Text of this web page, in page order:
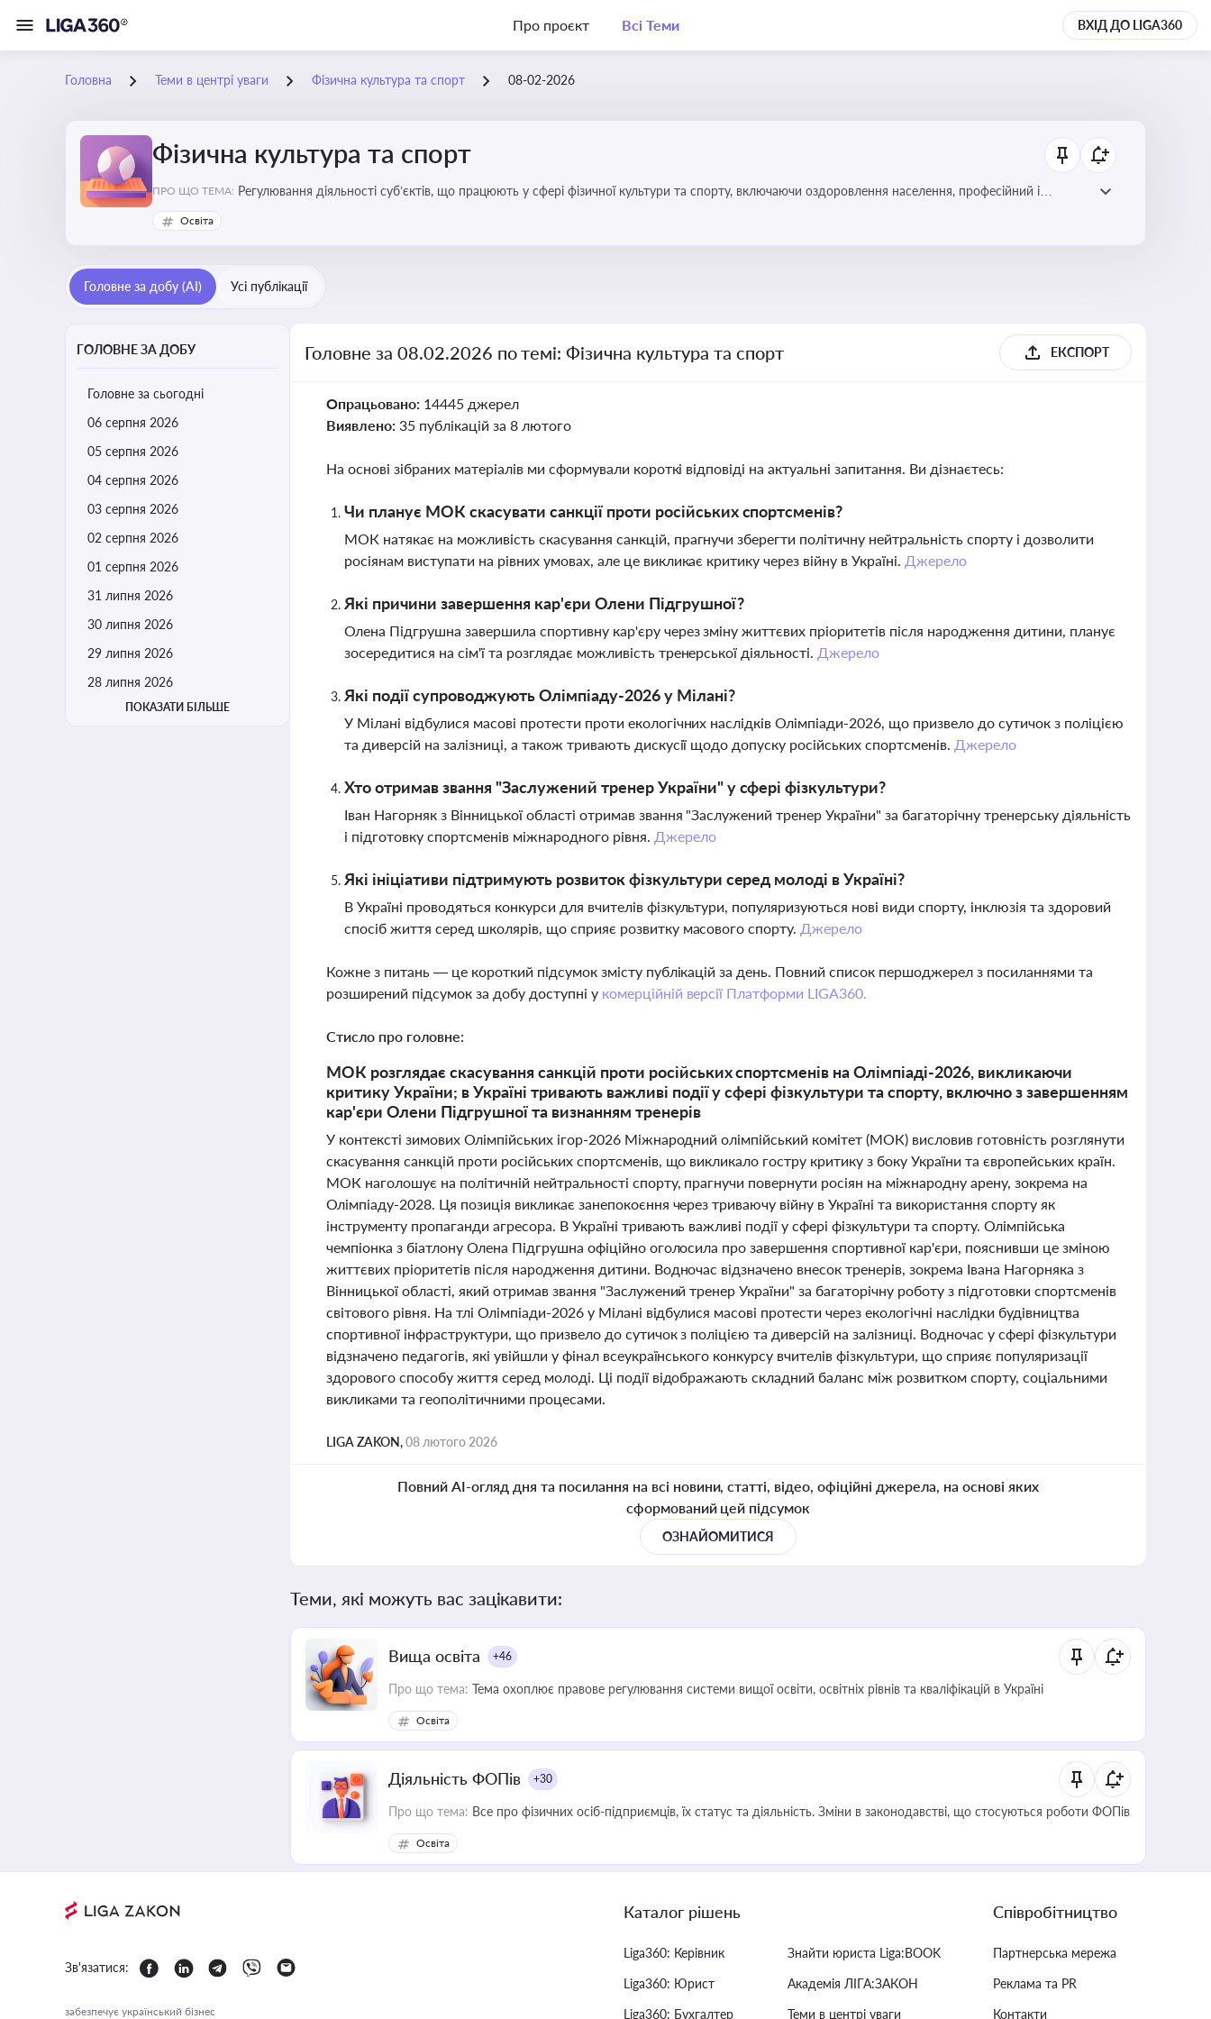
Про проєкт Всі Теми ВХІД ДО LIGA360
Головна Теми в центрі уваги Фізична культура та спорт 08-02-2026
Фізична культура та спорт
ПРО ЩО ТЕМА: Регулювання діяльності суб’єктів, що працюють у сфері фізичної культури та спорту, включаючи оздоровлення населення, професійний і
Освіта
Головне за добу (AI) Усі публікації
ГОЛОВНЕ ЗА ДОБУ
Головне за сьогодні
06 серпня 2026
05 серпня 2026
04 серпня 2026
03 серпня 2026
02 серпня 2026
01 серпня 2026
31 липня 2026
30 липня 2026
29 липня 2026
28 липня 2026
ПОКАЗАТИ БІЛЬШЕ
Головне за 08.02.2026 по темі: Фізична культура та спорт ЕКСПОРТ
Опрацьовано: 14445 джерел
Виявлено: 35 публікацій за 8 лютого
На основі зібраних матеріалів ми сформували короткі відповіді на актуальні запитання. Ви дізнаєтесь:
Чи планує МОК скасувати санкції проти російських спортсменів?
МОК натякає на можливість скасування санкцій, прагнучи зберегти політичну нейтральність спорту і дозволити
росіянам виступати на рівних умовах, але це викликає критику через війну в Україні. Джерело
Які причини завершення кар'єри Олени Підгрушної?
Олена Підгрушна завершила спортивну кар'єру через зміну життєвих пріоритетів після народження дитини, планує
зосередитися на сім'ї та розглядає можливість тренерської діяльності. Джерело
Які події супроводжують Олімпіаду-2026 у Мілані?
У Мілані відбулися масові протести проти екологічних наслідків Олімпіади-2026, що призвело до сутичок з поліцією
та диверсій на залізниці, а також тривають дискусії щодо допуску російських спортсменів. Джерело
Хто отримав звання "Заслужений тренер України" у сфері фізкультури?
Іван Нагорняк з Вінницької області отримав звання "Заслужений тренер України" за багаторічну тренерську діяльність
і підготовку спортсменів міжнародного рівня. Джерело
Які ініціативи підтримують розвиток фізкультури серед молоді в Україні?
В Україні проводяться конкурси для вчителів фізкультури, популяризуються нові види спорту, інклюзія та здоровий
спосіб життя серед школярів, що сприяє розвитку масового спорту. Джерело
Кожне з питань — це короткий підсумок змісту публікацій за день. Повний список першоджерел з посиланнями та
розширений підсумок за добу доступні у комерційній версії Платформи LIGA360.
Стисло про головне:
МОК розглядає скасування санкцій проти російських спортсменів на Олімпіаді-2026, викликаючи
критику України; в Україні тривають важливі події у сфері фізкультури та спорту, включно з завершенням
кар'єри Олени Підгрушної та визнанням тренерів
У контексті зимових Олімпійських ігор-2026 Міжнародний олімпійський комітет (МОК) висловив готовність розглянути
скасування санкцій проти російських спортсменів, що викликало гостру критику з боку України та європейських країн.
МОК наголошує на політичній нейтральності спорту, прагнучи повернути росіян на міжнародну арену, зокрема на
Олімпіаду-2028. Ця позиція викликає занепокоєння через триваючу війну в Україні та використання спорту як
інструменту пропаганди агресора. В Україні тривають важливі події у сфері фізкультури та спорту. Олімпійська
чемпіонка з біатлону Олена Підгрушна офіційно оголосила про завершення спортивної кар'єри, пояснивши це зміною
життєвих пріоритетів після народження дитини. Водночас відзначено внесок тренерів, зокрема Івана Нагорняка з
Вінницької області, який отримав звання "Заслужений тренер України" за багаторічну роботу з підготовки спортсменів
світового рівня. На тлі Олімпіади-2026 у Мілані відбулися масові протести через екологічні наслідки будівництва
спортивної інфраструктури, що призвело до сутичок з поліцією та диверсій на залізниці. Водночас у сфері фізкультури
відзначено педагогів, які увійшли у фінал всеукраїнського конкурсу вчителів фізкультури, що сприяє популяризації
здорового способу життя серед молоді. Ці події відображають складний баланс між розвитком спорту, соціальними
викликами та геополітичними процесами.
LIGA ZAKON,08 лютого 2026
Повний AI-огляд дня та посилання на всі новини, статті, відео, офіційні джерела, на основі яких
сформований цей підсумок
ОЗНАЙОМИТИСЯ
Теми, які можуть вас зацікавити:
Вища освіта +46
Про що тема: Тема охоплює правове регулювання системи вищої освіти, освітніх рівнів та кваліфікацій в Україні
Освіта
Діяльність ФОПів +30
Про що тема: Все про фізичних осіб-підприємців, їх статус та діяльність. Зміни в законодавстві, що стосуються роботи ФОПів
Освіта
Зв'язатися:
забезпечує український бізнес
Каталог рішень
Liga360: Керівник
Liga360: Юрист
Liga360: Бухгалтер
Знайти юриста Liga:BOOK
Академія ЛІГА:ЗАКОН
Теми в центрі уваги
Співробітництво
Партнерська мережа
Реклама та PR
Контакти